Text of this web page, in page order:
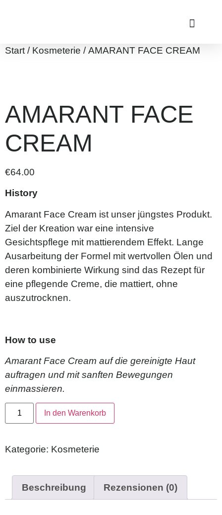
Start / Kosmeterie / AMARANT FACE CREAM
AMARANT FACE
CREAM
€64.00
History
Amarant Face Cream ist unser jüngstes Produkt.
Ziel der Kreation war eine intensive
Gesichtspflege mit mattierendem Effekt. Lange
Ausarbeitung der Formel mit wertvollen Ölen und
deren kombinierte Wirkung sind das Rezept für
eine pflegende Creme, die mattiert, ohne
auszutrocknen.
How to use
Amarant Face Cream auf die gereinigte Haut
auftragen und mit sanften Bewegungen
einmassieren.
In den Warenkorb
Kategorie: Kosmeterie
Beschreibung Rezensionen (0)